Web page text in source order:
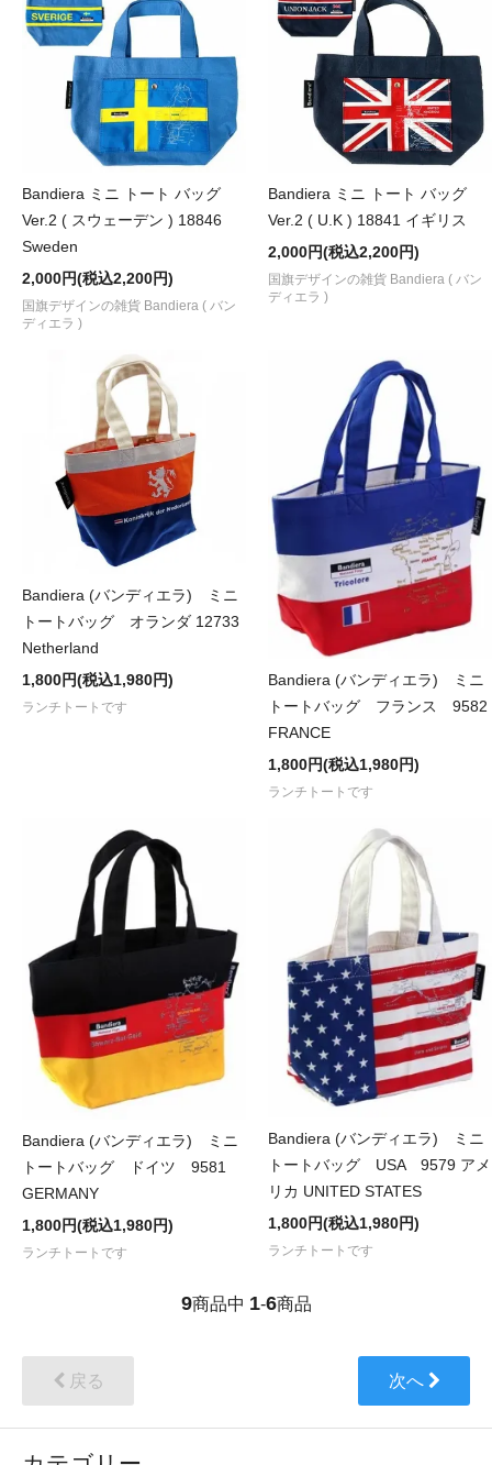
Bandiera ミニ トート バッグ
Ver.2 ( スウェーデン ) 18846
Sweden
2,000円(税込2,200円)
国旗デザインの雑貨 Bandiera ( バン
ディエラ )
Bandiera ミニ トート バッグ
Ver.2 ( U.K ) 18841 イギリス
2,000円(税込2,200円)
国旗デザインの雑貨 Bandiera ( バン
ディエラ )
Bandiera (バンディエラ) ミニ
トートバッグ オランダ 12733
Netherland
1,800円(税込1,980円)
ランチトートです
Bandiera (バンディエラ) ミニ
トートバッグ フランス 9582
FRANCE
1,800円(税込1,980円)
ランチトートです
Bandiera (バンディエラ) ミニ
トートバッグ ドイツ 9581
GERMANY
1,800円(税込1,980円)
ランチトートです
Bandiera (バンディエラ) ミニ
トートバッグ USA 9579 アメ
リカ UNITED STATES
1,800円(税込1,980円)
ランチトートです
9商品中 1-6商品
戻る 次へ